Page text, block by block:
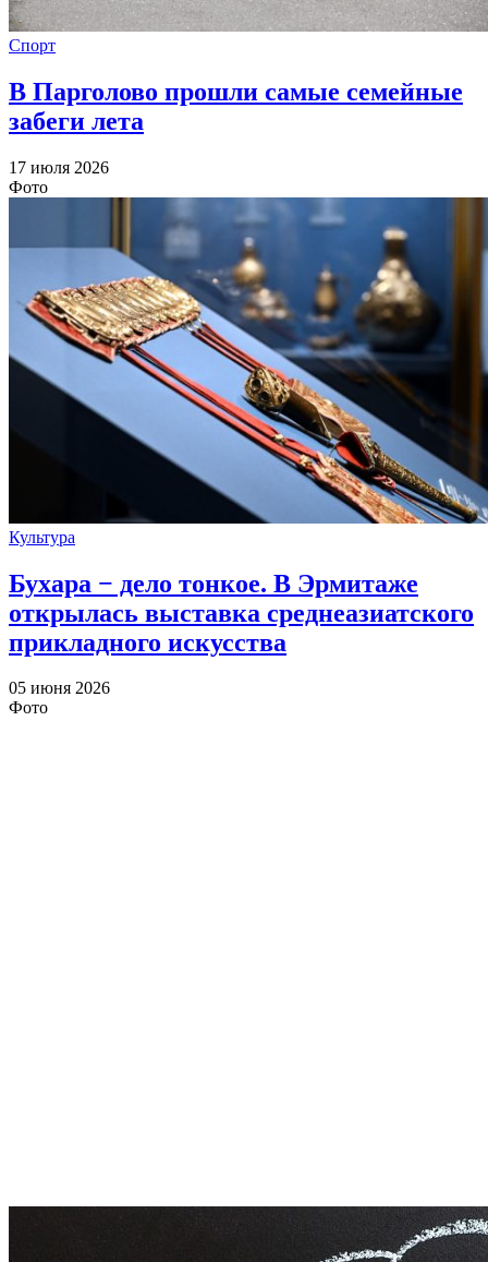
Спорт
В Парголово прошли самые семейные
забеги лета
17 июля 2026
Фото
Культура
Бухара − дело тонкое. В Эрмитаже
открылась выставка среднеазиатского
прикладного искусства
05 июня 2026
Фото